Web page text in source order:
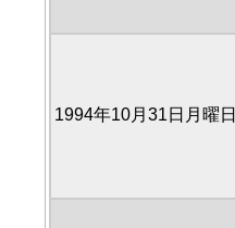
1994年10月31日月曜日